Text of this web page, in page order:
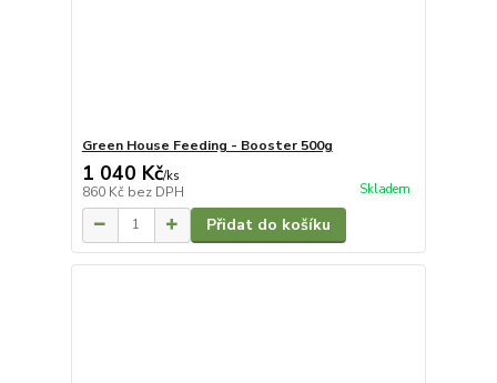
Green House Feeding - Booster 500g
1 040 Kč/ks
860 Kč bez DPH Skladem
Přidat do košíku